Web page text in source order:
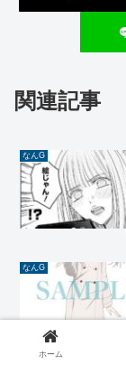
関連記事
なんG
なんG
ホーム